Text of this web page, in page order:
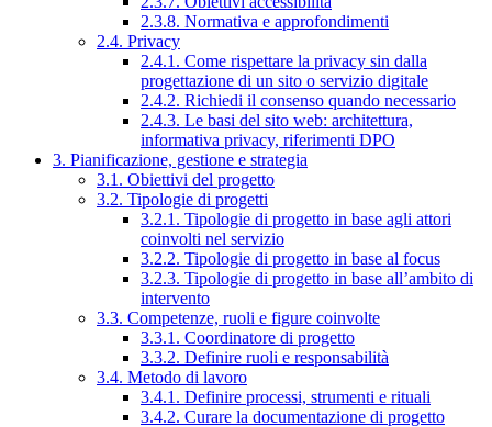
2.3.8. Normativa e approfondimenti
2.4. Privacy
2.4.1. Come rispettare la privacy sin dalla
progettazione di un sito o servizio digitale
2.4.2. Richiedi il consenso quando necessario
2.4.3. Le basi del sito web: architettura,
informativa privacy, riferimenti DPO
3. Pianificazione, gestione e strategia
3.1. Obiettivi del progetto
3.2. Tipologie di progetti
3.2.1. Tipologie di progetto in base agli attori
coinvolti nel servizio
3.2.2. Tipologie di progetto in base al focus
3.2.3. Tipologie di progetto in base all’ambito di
intervento
3.3. Competenze, ruoli e figure coinvolte
3.3.1. Coordinatore di progetto
3.3.2. Definire ruoli e responsabilità
3.4. Metodo di lavoro
3.4.1. Definire processi, strumenti e rituali
3.4.2. Curare la documentazione di progetto